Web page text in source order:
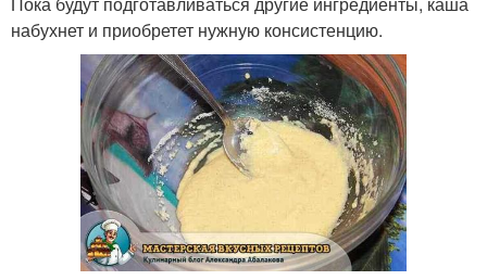
набухнет и приобретет нужную консистенцию.